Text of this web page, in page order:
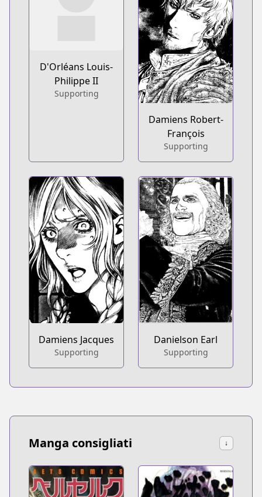
D'Orléans Louis-
Philippe II
Supporting
Damiens Robert-
François
Supporting
Damiens Jacques
Supporting
Danielson Earl
Supporting
Manga consigliati ↓